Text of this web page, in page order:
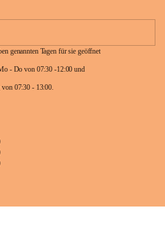
genannten Tagen für sie geöffnet
Telefonisch erreichen Sie uns: Mo - Do von 07:30 -12:00 und